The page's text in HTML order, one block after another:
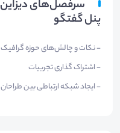
پنل گفتگو
- نکات و چالش‌های حوزه گرافیک
- اشتراک گذاری تجربیات
- ایجاد شبکه ارتباطی بین طراحان